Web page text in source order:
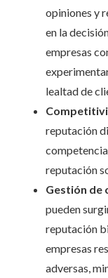
opiniones y
en la
empresas
lealtad de
reputación
reputación
Gestión de
pueden
reputación
empresas
adversas,